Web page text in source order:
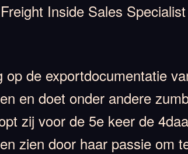
Inside Sales
de exportdocumentatie
en doet onder andere
zij voor de 5e keer de
zien door haar passie om